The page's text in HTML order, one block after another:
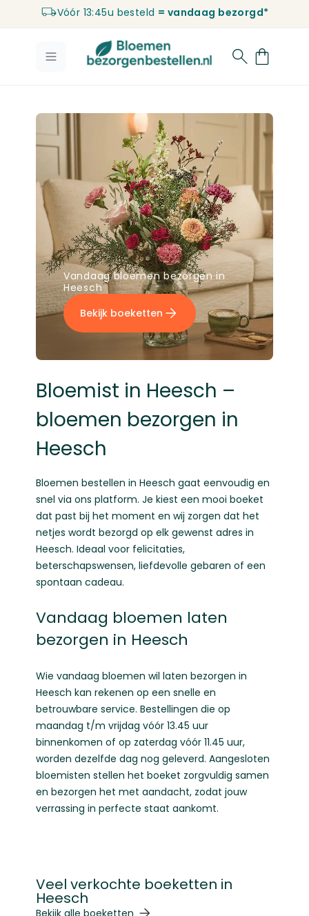
Vóór 13:45u besteld = vandaag bezorgd*
Bloemist in Heesch –
bloemen bezorgen in
Heesch
Bloemen bestellen in Heesch gaat eenvoudig en
snel via ons platform. Je kiest een mooi boeket
dat past bij het moment en wij zorgen dat het
netjes wordt bezorgd op elk gewenst adres in
Heesch. Ideaal voor felicitaties,
beterschapswensen, liefdevolle gebaren of een
spontaan cadeau.
Vandaag bloemen laten
bezorgen in Heesch
Wie vandaag bloemen wil laten bezorgen in
Heesch kan rekenen op een snelle en
betrouwbare service. Bestellingen die op
maandag t/m vrijdag vóór 13.45 uur
binnenkomen of op zaterdag vóór 11.45 uur,
worden dezelfde dag nog geleverd. Aangesloten
bloemisten stellen het boeket zorgvuldig samen
en bezorgen het met aandacht, zodat jouw
verrassing in perfecte staat aankomt.
Vandaag bloemen bezorgen in
Heesch
Bekijk boeketten
Veel verkochte boeketten in
Heesch
Navigeren door de elementen van de carrousel is
Druk om carrousel over te slaan